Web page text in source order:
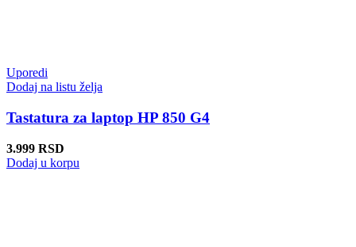
Uporedi
Dodaj na listu želja
Tastatura za laptop HP 850 G4
3.999 RSD
Dodaj u korpu